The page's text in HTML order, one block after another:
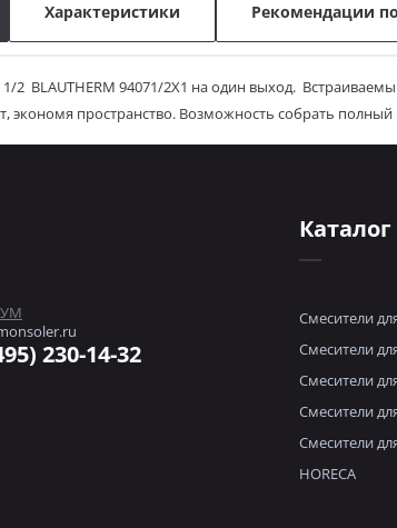
Характеристики Рекомендации
2 BLAUTHERM 94071/2X1 на один выход.
экономя пространство. Возможность собрать
Каталог
Смесители
Смесители
Смесители
Смесители
Смесители
HORECA
230-14-32